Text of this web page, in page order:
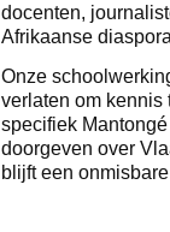
docenten,
Afrikaanse
Onze
verlaten om kennis
specifiek
doorgeven over
blijft een